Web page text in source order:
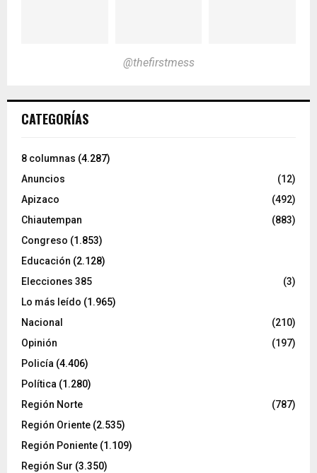
@thefirstmess
CATEGORÍAS
8 columnas (4.287)
Anuncios
(12)
Apizaco
(492)
Chiautempan
(883)
Congreso (1.853)
Educación (2.128)
Elecciones 385
(3)
Lo más leído (1.965)
Nacional
(210)
Opinión
(197)
Policía (4.406)
Política (1.280)
Región Norte
(787)
Región Oriente (2.535)
Región Poniente (1.109)
Región Sur (3.350)